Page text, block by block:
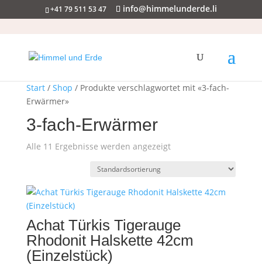
+41 79 511 53 47 info@himmelunderde.li
Start/ Shop / Produkte verschlagwortet mit «3-fach-
Erwärmer»
3-fach-Erwärmer
Alle 11 Ergebnisse werden angezeigt
Achat Türkis Tigerauge
Rhodonit Halskette 42cm
(Einzelstück)